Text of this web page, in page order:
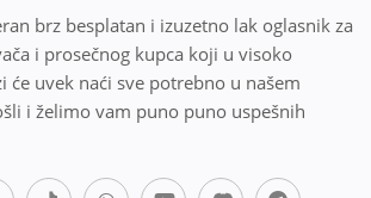
brz besplatan i izuzetno lak oglasnik za
i prosečnog kupca koji u visoko
će uvek naći sve potrebno u našem
i želimo vam puno puno uspešnih